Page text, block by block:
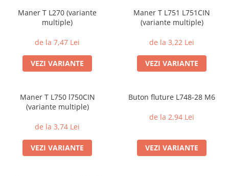
PMMA
MULTIMATERIAL
Maner T L270 (variante
multiple)
de la 7,47 Lei
VEZI VARIANTE
Maner T L751 L751CIN
(variante multiple)
de la 3,22 Lei
VEZI VARIANTE
Maner T L750 l750CIN
(variante multiple)
de la 3,74 Lei
VEZI VARIANTE
Buton fluture L748-28 M6
de la 2,94 Lei
VEZI VARIANTE